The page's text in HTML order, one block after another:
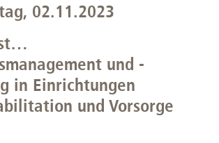
02.11.2023
und -
in Einrichtungen
und Vorsorge